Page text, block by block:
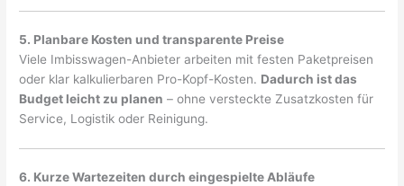
5. Planbare Kosten und transparente Preise
Viele Imbisswagen-Anbieter arbeiten mit festen Paketpreisen
oder klar kalkulierbaren Pro-Kopf-Kosten. Dadurch ist das
Budget leicht zu planen – ohne versteckte Zusatzkosten für
Service, Logistik oder Reinigung.
6. Kurze Wartezeiten durch eingespielte Abläufe